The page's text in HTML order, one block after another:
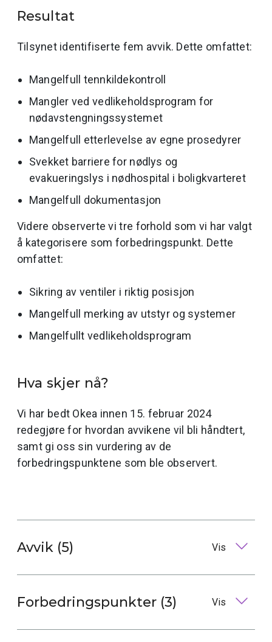
Resultat
Tilsynet identifiserte fem avvik. Dette omfattet:
Mangelfull tennkildekontroll
Mangler ved vedlikeholdsprogram for
nødavstengningssystemet
Mangelfull etterlevelse av egne prosedyrer
Svekket barriere for nødlys og
evakueringslys i nødhospital i boligkvarteret
Mangelfull dokumentasjon
Videre observerte vi tre forhold som vi har valgt
å kategorisere som forbedringspunkt. Dette
omfattet:
Sikring av ventiler i riktig posisjon
Mangelfull merking av utstyr og systemer
Mangelfullt vedlikeholdsprogram
Hva skjer nå?
Vi har bedt Okea innen 15. februar 2024
redegjøre for hvordan avvikene vil bli håndtert,
samt gi oss sin vurdering av de
forbedringspunktene som ble observert.
Avvik (5) Vis
Forbedringspunkter (3) Vis